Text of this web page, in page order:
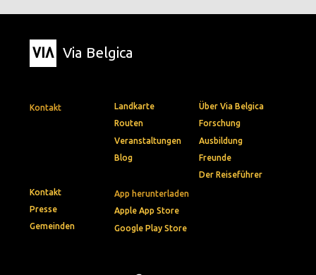
Via Belgica
Kontakt
App herunterladen
Apple App Store
Google Play Store
Landkarte
Routen
Veranstaltungen
Blog
Über Via Belgica
Forschung
Ausbildung
Freunde
Der Reiseführer
Kontakt
Presse
Gemeinden